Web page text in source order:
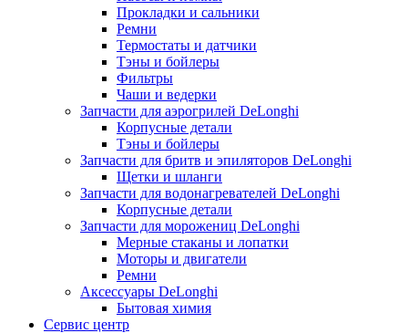
Прокладки и сальники
Ремни
Термостаты и датчики
Тэны и бойлеры
Фильтры
Чаши и ведерки
Запчасти для аэрогрилей DeLonghi
Корпусные детали
Тэны и бойлеры
Запчасти для бритв и эпиляторов DeLonghi
Щетки и шланги
Запчасти для водонагревателей DeLonghi
Корпусные детали
Запчасти для морожениц DeLonghi
Мерные стаканы и лопатки
Моторы и двигатели
Ремни
Аксессуары DeLonghi
Бытовая химия
Сервис центр